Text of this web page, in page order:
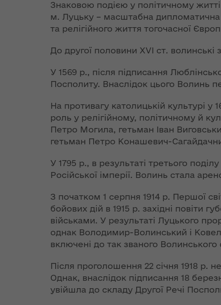
Особливе
партнерство
України з НАТО
особливе
партнерство між
Україною та
Організацією
Північно-
Атлантичного
Договору (9 липня
1997 року,
Декларація про
доповнення Хартії
про особливе
партнерство між
Організацією
північно-
атлантичного
Україною,
підписаної 9
липня 1997 року
Іванна Климпуш-
розповіла про
євроінтеграційного
шляху України на
Ukraine
ЄС став
найбільшим
партнером
України
Президент
України подав в
Парламент зміни
до Конституції
щодо
курсу країни
Стефанішина:
реалізації
Стратегії розвитку
Волинської області
теплової
від 10
ліцензії з
та
теплової
від 11
року №
відмову у
ліцензій з
та
теплової
від 18
року №
допомогу"
Знаковою подією у політичному житті
м. Луцьку – масштабна дипломатична
та релігійного життя тогочасної
До другої половини XVI ст. волинські
У 1569 р., після підписання
Посполиту. Внаслідок цього Волинь
На противагу католицькій культурі
роль у релігійному, політичному й
Петро Могила, гетьман Іван
гетьман Петро Конашевич-
У 1795 р., в результаті третього
Російської імперії. Волинь стала
З початком 1 серпня 1914 р. Першої
бойових дій в 1915 р. західні повіти
військами. У результаті Луцького
однак Володимир-Волинський і
включені до так званого
Після проголошення 22 січня 1918 р.
Однак, внаслідок підписання 18
увійшла до складу Другої Речі